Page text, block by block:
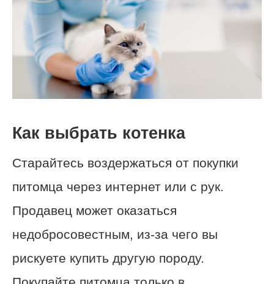
Как выбрать котенка
Старайтесь воздержаться от покупки
питомца через интернет или с рук.
Продавец может оказаться
недобросовестным, из-за чего вы
рискуете купить другую породу.